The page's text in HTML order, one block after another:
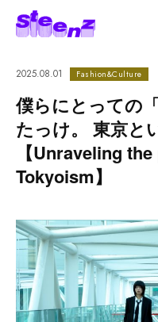
2025.08.01 Fashion&Culture
僕らにとっての
たっけ。 東京と
【Unraveling
Tokyoism】